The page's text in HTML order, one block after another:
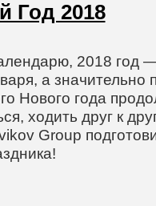
Год 2018
2018 год
а
Нового года
ходить друг к
Group